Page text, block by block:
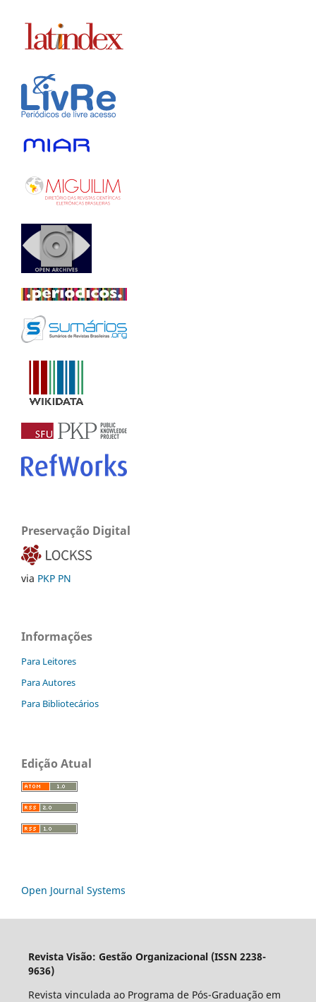
Preservação Digital
via PKP PN
Informações
Para Leitores
Para Autores
Para Bibliotecários
Edição Atual
Open Journal Systems
Revista Visão: Gestão Organizacional (ISSN 2238-
9636)
Revista vinculada ao Programa de Pós-Graduação em